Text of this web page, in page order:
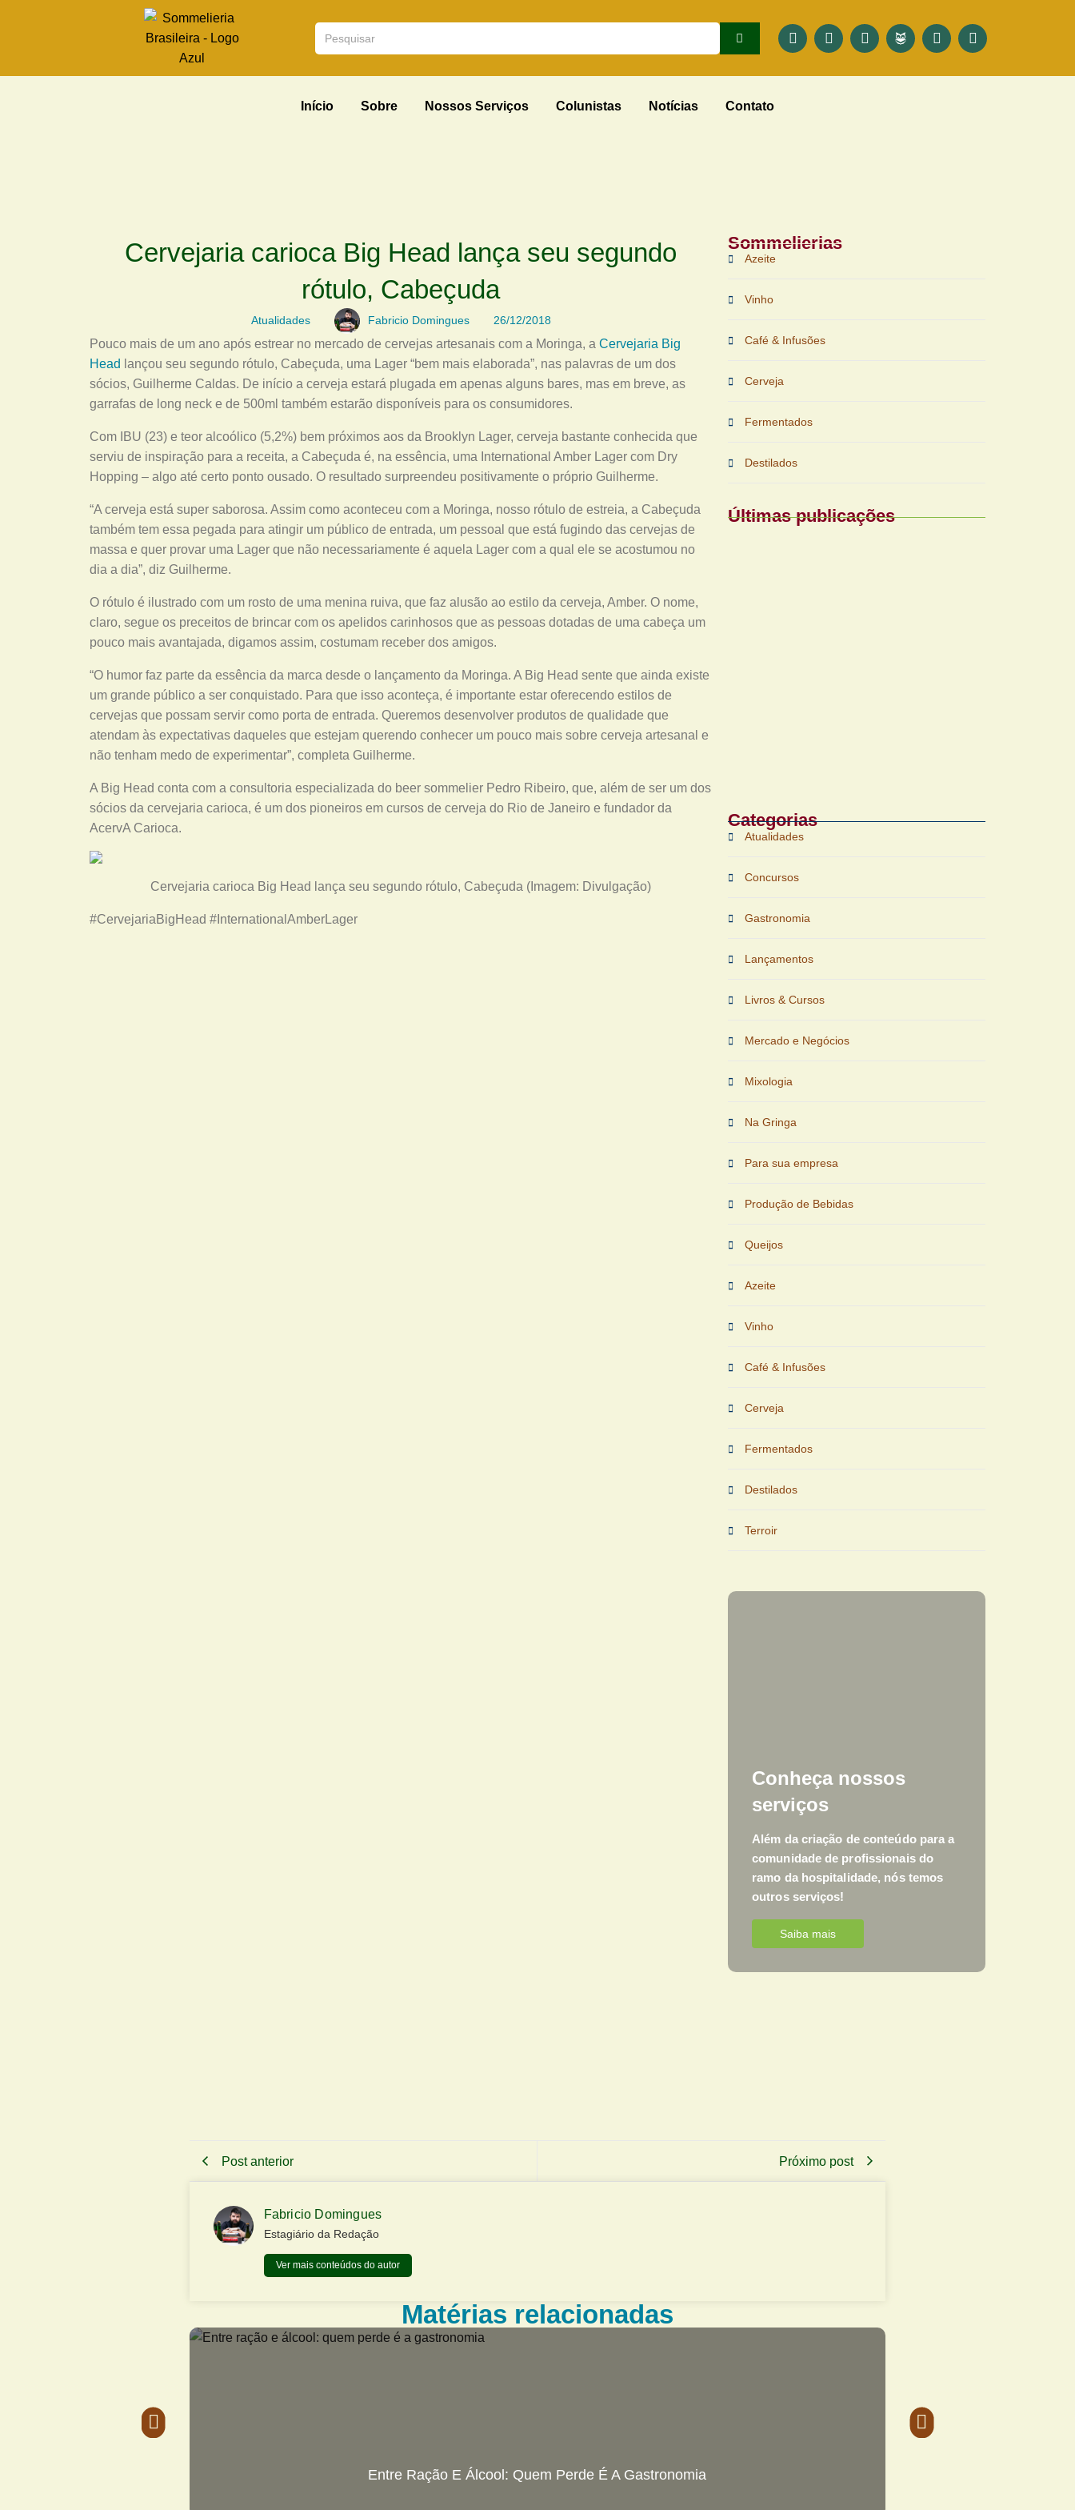
Início Sobre Nossos Serviços Colunistas Notícias Contato
Cervejaria carioca Big Head lança seu segundo
rótulo, Cabeçuda
Atualidades Fabricio Domingues 26/12/2018
Pouco mais de um ano após estrear no mercado de cervejas artesanais com a Moringa, a Cervejaria Big
Head lançou seu segundo rótulo, Cabeçuda, uma Lager “bem mais elaborada”, nas palavras de um dos
sócios, Guilherme Caldas. De início a cerveja estará plugada em apenas alguns bares, mas em breve, as
garrafas de long neck e de 500ml também estarão disponíveis para os consumidores.
Com IBU (23) e teor alcoólico (5,2%) bem próximos aos da Brooklyn Lager, cerveja bastante conhecida que
serviu de inspiração para a receita, a Cabeçuda é, na essência, uma International Amber Lager com Dry
Hopping – algo até certo ponto ousado. O resultado surpreendeu positivamente o próprio Guilherme.
“A cerveja está super saborosa. Assim como aconteceu com a Moringa, nosso rótulo de estreia, a Cabeçuda
também tem essa pegada para atingir um público de entrada, um pessoal que está fugindo das cervejas de
massa e quer provar uma Lager que não necessariamente é aquela Lager com a qual ele se acostumou no
dia a dia”, diz Guilherme.
O rótulo é ilustrado com um rosto de uma menina ruiva, que faz alusão ao estilo da cerveja, Amber. O nome,
claro, segue os preceitos de brincar com os apelidos carinhosos que as pessoas dotadas de uma cabeça um
pouco mais avantajada, digamos assim, costumam receber dos amigos.
“O humor faz parte da essência da marca desde o lançamento da Moringa. A Big Head sente que ainda existe
um grande público a ser conquistado. Para que isso aconteça, é importante estar oferecendo estilos de
cervejas que possam servir como porta de entrada. Queremos desenvolver produtos de qualidade que
atendam às expectativas daqueles que estejam querendo conhecer um pouco mais sobre cerveja artesanal e
não tenham medo de experimentar”, completa Guilherme.
A Big Head conta com a consultoria especializada do beer sommelier Pedro Ribeiro, que, além de ser um dos
sócios da cervejaria carioca, é um dos pioneiros em cursos de cerveja do Rio de Janeiro e fundador da
AcervA Carioca.
Cervejaria carioca Big Head lança seu segundo rótulo, Cabeçuda (Imagem: Divulgação)
#CervejariaBigHead #InternationalAmberLager
Sommelierias
Azeite
Vinho
Café & Infusões
Cerveja
Fermentados
Destilados
Últimas publicações
Categorias
Atualidades
Concursos
Gastronomia
Lançamentos
Livros & Cursos
Mercado e Negócios
Mixologia
Na Gringa
Para sua empresa
Produção de Bebidas
Queijos
Azeite
Vinho
Café & Infusões
Cerveja
Fermentados
Destilados
Terroir
Conheça nossos
serviços
Além da criação de conteúdo para a
comunidade de profissionais do
ramo da hospitalidade, nós temos
outros serviços!
Saiba mais
Post anterior Próximo post
Fabricio Domingues
Estagiário da Redação
Ver mais conteúdos do autor
Matérias relacionadas
Entre Ração E Álcool: Quem Perde É A Gastronomia